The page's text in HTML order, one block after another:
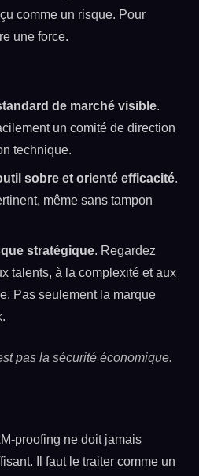
comme un risque. Pour
une force.
de marché visible.
un comité de direction
technique.
sobre et orienté efficacité.
même sans tampon
stratégique. Regardez
talents, à la complexité et aux
Pas seulement la marque
pas la sécurité économique.
proofing ne doit jamais
Il faut le traiter comme un